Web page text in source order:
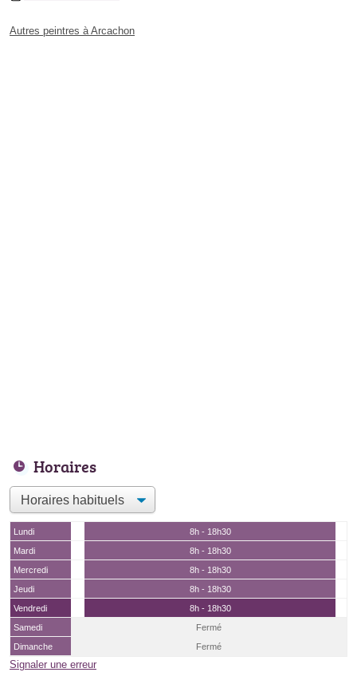
Autres peintres à Arcachon
Horaires
Lundi
8h - 18h30
Mardi
8h - 18h30
Mercredi
8h - 18h30
Jeudi
8h - 18h30
Vendredi
8h - 18h30
Samedi
Fermé
Dimanche
Fermé
Signaler une erreur